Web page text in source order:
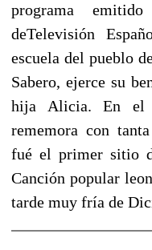
programa
deTelevisión
escuela del pueblo
Sabero, ejerce su
hija Alicia. En el
rememora con
fué el primer sitio
Canción popular
tarde muy fría de